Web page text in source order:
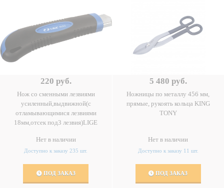
220 руб.
Нож со сменными лезвиями
усиленный,выдвижной(с
отламывающимися лезвиями
18мм,отсек под3 лезвия)LIGE
Нет в наличии
Доступно к заказу 235 шт.
ПОД ЗАКАЗ
5 480 руб.
Ножницы по металлу 456 мм,
прямые, рукоять кольца KING
TONY
Нет в наличии
Доступно к заказу 11 шт.
ПОД ЗАКАЗ